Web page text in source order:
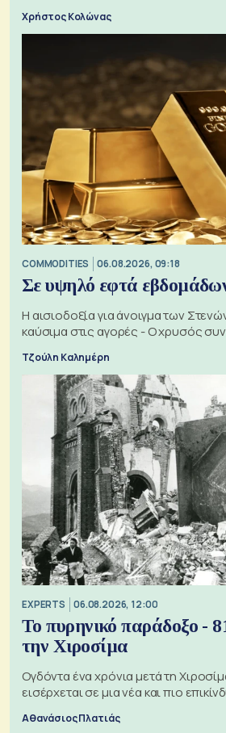
Χρήστος Κολώνας
COMMODITIES 06.08.2026, 09:18
Σε υψηλό εφτά
Η αισιοδοξία για άνοιγμα των
καύσιμα στις αγορές - Ο χρυσός
Τζούλη Καλημέρη
EXPERTS 06.08.2026, 12:00
Το πυρηνικό παράδοξο -
την Χιροσίμα
Ογδόντα ένα χρόνια μετά τη
εισέρχεται σε μια νέα και πιο
Αθανάσιος Πλατιάς